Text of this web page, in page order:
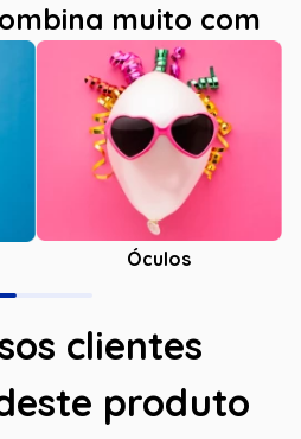
muito com
Óculos
clientes
produto